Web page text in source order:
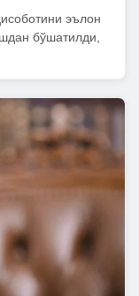
эълон
бўшатилди,